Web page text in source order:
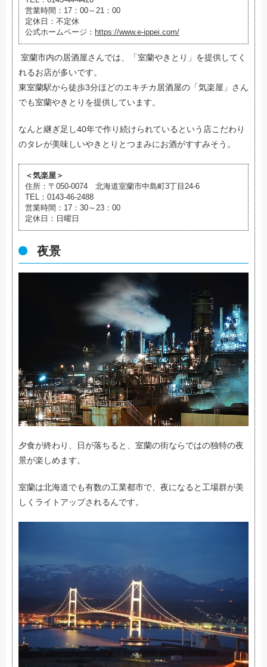
営業時間：17：00～21：00
定休日：不定休
公式ホームページ： https://www.e-ippei.com/
室蘭市内の居酒屋さんでは、「室蘭やきとり」を提供してく
れるお店が多いです。
東室蘭駅から徒歩3分ほどのエキチカ居酒屋の「気楽屋」さん
でも室蘭やきとりを提供しています。
なんと継ぎ足し40年で作り続けられているという店こだわり
のタレが美味しいやきとりとつまみにお酒がすすみそう。
＜気楽屋＞
住所： 〒050-0074 北海道室蘭市中島町3丁目24-6
TEL：0143-46-2488
営業時間：17：30～23：00
定休日：日曜日
夜景
夕食が終わり、日が落ちると、室蘭の街ならではの独特の夜
景が楽しめます。
室蘭は北海道でも有数の工業都市で、夜になると工場群が美
しくライトアップされるんです。